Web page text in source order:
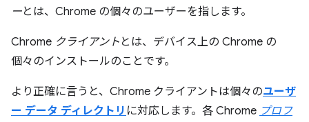
ーとは、Chrome の個々のユーザーを指します。
Chrome クライアント とは、デバイス上の Chrome の
個々のインストールのことです。
より正確に言うと、Chrome クライアントは個々のユーザ
ー データ ディレクトリ に対応します。各 Chrome プロフ